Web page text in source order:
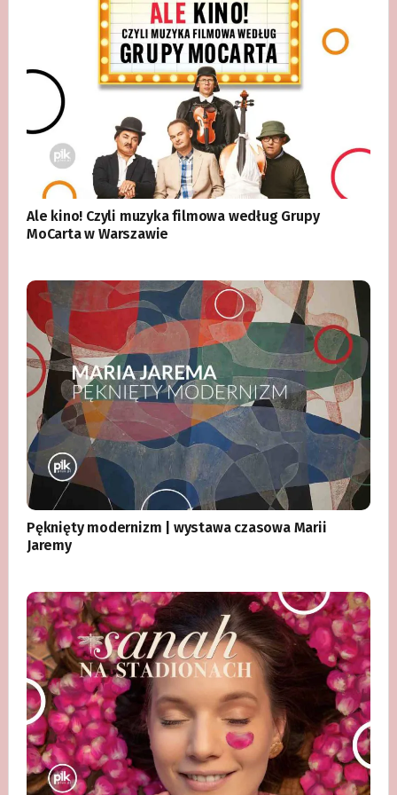
Ale kino! Czyli muzyka filmowa według Grupy
MoCarta w Warszawie
Pęknięty modernizm | wystawa czasowa Marii
Jaremy